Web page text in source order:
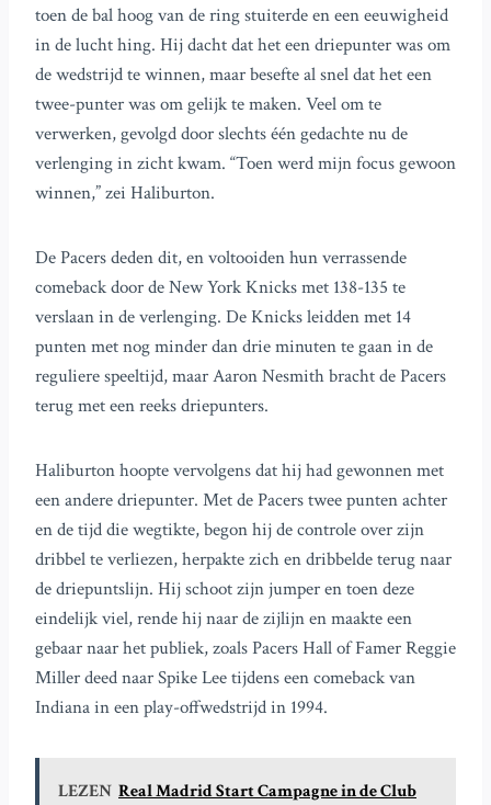
toen de bal hoog van de ring stuiterde en een eeuwigheid
in de lucht hing. Hij dacht dat het een driepunter was om
de wedstrijd te winnen, maar besefte al snel dat het een
twee-punter was om gelijk te maken. Veel om te
verwerken, gevolgd door slechts één gedachte nu de
verlenging in zicht kwam. “Toen werd mijn focus gewoon
winnen,” zei Haliburton.
De Pacers deden dit, en voltooiden hun verrassende
comeback door de New York Knicks met 138-135 te
verslaan in de verlenging. De Knicks leidden met 14
punten met nog minder dan drie minuten te gaan in de
reguliere speeltijd, maar Aaron Nesmith bracht de Pacers
terug met een reeks driepunters.
Haliburton hoopte vervolgens dat hij had gewonnen met
een andere driepunter. Met de Pacers twee punten achter
en de tijd die wegtikte, begon hij de controle over zijn
dribbel te verliezen, herpakte zich en dribbelde terug naar
de driepuntslijn. Hij schoot zijn jumper en toen deze
eindelijk viel, rende hij naar de zijlijn en maakte een
gebaar naar het publiek, zoals Pacers Hall of Famer Reggie
Miller deed naar Spike Lee tijdens een comeback van
Indiana in een play-offwedstrijd in 1994.
LEZEN Real Madrid Start Campagne in de Club